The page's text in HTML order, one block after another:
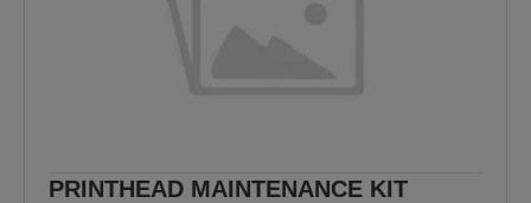
PRINTHEAD MAINTENANCE KIT